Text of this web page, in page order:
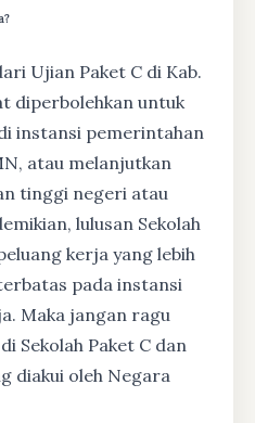
Ujian Paket C di Kab.
diperbolehkan untuk
instansi pemerintahan
atau melanjutkan
tinggi negeri atau
lulusan Sekolah
kerja yang lebih
pada instansi
Maka jangan ragu
Sekolah Paket C dan
diakui oleh Negara